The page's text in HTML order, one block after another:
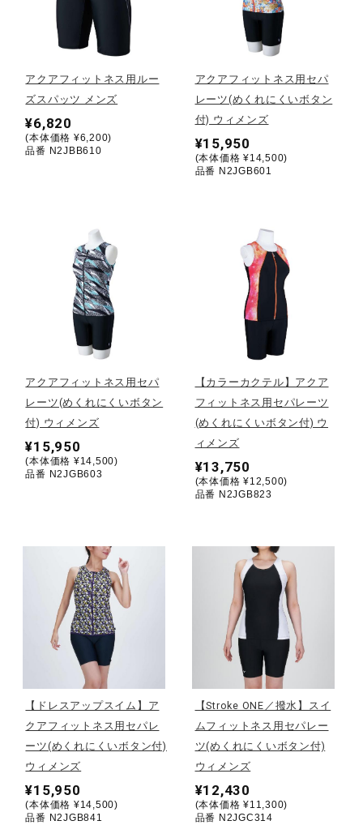
バドミントン
陸上競技
柔道
ウィンタースポーツ
ワーキング
ウォーキングシューズ
インナー
寝具／ミズノスリープ
アウトドア／レイン
サポーター
健康／エクササイズ
アクアフィットネス用ルー
ズスパッツ メンズ
¥6,820
(本体価格 ¥6,200)
品番 N2JBB610
アクアフィットネス用セパ
レーツ(めくれにくいボタン
付) ウィメンズ
¥15,950
(本体価格 ¥14,500)
品番 N2JGB601
アクアフィットネス用セパ
レーツ(めくれにくいボタン
付) ウィメンズ
¥15,950
(本体価格 ¥14,500)
品番 N2JGB603
【カラーカクテル】アクア
フィットネス用セパレーツ
(めくれにくいボタン付) ウ
ィメンズ
¥13,750
(本体価格 ¥12,500)
品番 N2JGB823
【ドレスアップスイム】ア
クアフィットネス用セパレ
ーツ(めくれにくいボタン付)
ウィメンズ
¥15,950
(本体価格 ¥14,500)
品番 N2JGB841
【Stroke ONE／撥水】スイ
ムフィットネス用セパレー
ツ(めくれにくいボタン付)
ウィメンズ
¥12,430
(本体価格 ¥11,300)
品番 N2JGC314